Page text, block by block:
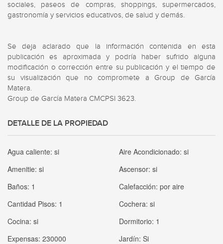
sociales, paseos de compras, shoppings, supermercados,
gastronomía y servicios educativos, de salud y demás.
Se deja aclarado que la información contenida en esta
publicación es aproximada y podría haber sufrido alguna
modificación o corrección entre su publicación y el tiempo de
su visualización que no compromete a Group de García
Matera.
Group de García Matera CMCPSI 3623.
DETALLE DE LA PROPIEDAD
Agua caliente: si Aire Acondicionado: si
Amenitie: si Ascensor: si
Baños: 1 Calefacción: por aire
Cantidad Pisos: 1 Cochera: si
Cocina: si Dormitorio: 1
Expensas: 230000 Jardín: Si